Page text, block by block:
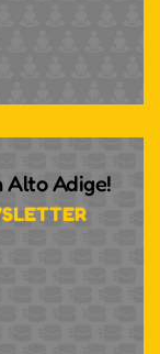
Alto Adige!